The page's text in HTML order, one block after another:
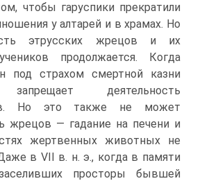
чтобы гаруспики прекратили
у алтарей и в храмах. Но
этрусских жрецов и их
продолжается. Когда
под страхом смертной казни
деятельность
Но это также не может
жрецов — гадание на печени и
жертвенных животных не
в VII в. н. э., когда в памяти
просторы бывшей